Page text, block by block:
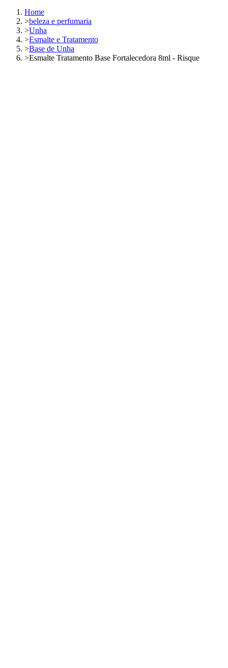
Home
>beleza e perfumaria
>Unha
>Esmalte e Tratamento
>Base de Unha
>Esmalte Tratamento Base Fortalecedora 8ml - Risque